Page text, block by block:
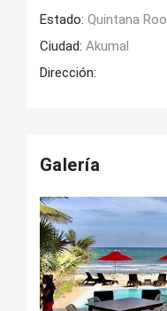
Estado: Quintana Roo
Ciudad: Akumal
Dirección:
Galería